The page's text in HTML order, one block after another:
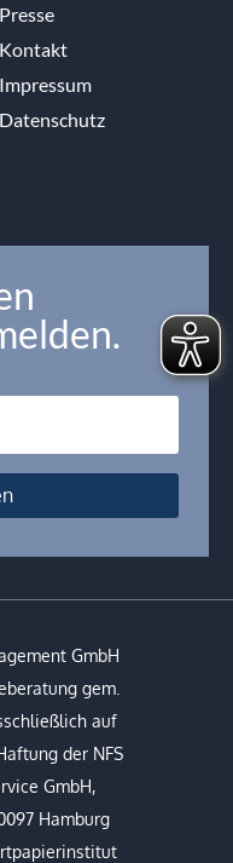
Presse
Kontakt
Impressum
Datenschutz
GmbH
gem.
auf
der NFS
GmbH,
Hamburg